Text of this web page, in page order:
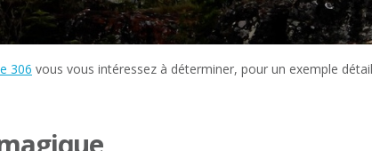
306 vous vous intéressez à déterminer, pour un exemple